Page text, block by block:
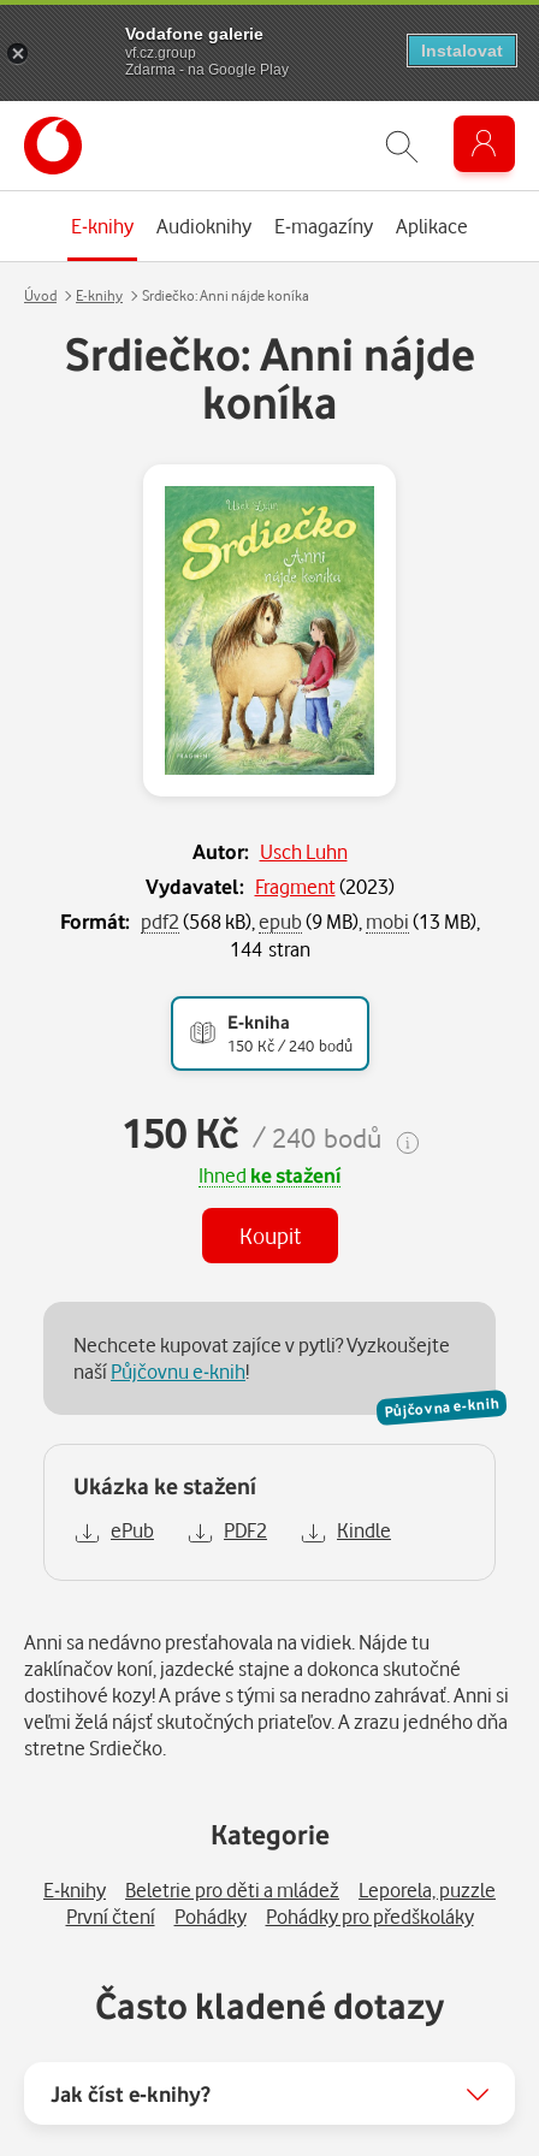
E-knihy Audioknihy E-magazíny Aplikace
Úvod E-knihy Srdiečko: Anni nájde koníka
Srdiečko: Anni nájde
koníka
Autor: Usch Luhn
Vydavatel: Fragment(2023)
Formát: pdf2(568 kB),epub(9 MB),mobi(13 MB),
144 stran
E-kniha
150 Kč / 240 bodů
150 Kč / 240 bodů
Ihned ke stažení
Koupit
Půjčovna e-knih
Nechcete kupovat zajíce v pytli? Vyzkoušejte
našíPůjčovnu e-knih!
Ukázka ke stažení
ePub PDF2 Kindle
Popis
Anni sa nedávno presťahovala na vidiek. Nájde tu
zaklínačov koní, jazdecké stajne a dokonca skutočné
dostihové kozy! A práve s tými sa neradno zahrávať. Anni si
veľmi želá nájsť skutočných priateľov. A zrazu jedného dňa
stretne Srdiečko.
Kategorie
E-knihy Beletrie pro děti a mládež
Leporela, puzzle
První čtení
Pohádky Pohádky pro předškoláky
Často kladené dotazy
Jak číst e-knihy?
Vodafone galerie
vf.cz.group
Zdarma - na Google Play
Instalovat